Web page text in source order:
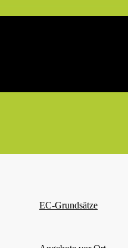
EC-Grundsätze